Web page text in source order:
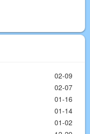
02-09
02-07
01-16
01-14
01-02